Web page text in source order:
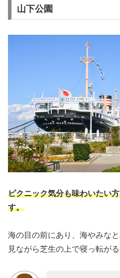
山下公園
ピクニック気分も味わいたい
す。
海の目の前にあり、海やみな
見ながら芝生の上で寝っ転が